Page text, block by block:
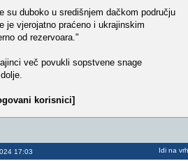
su duboko u središnjem dačkom području
je vjerojatno praćeno i ukrajinskim
od rezervoara."
več povukli sopstvene snage
korisnici]
17:03 Idi na vrh